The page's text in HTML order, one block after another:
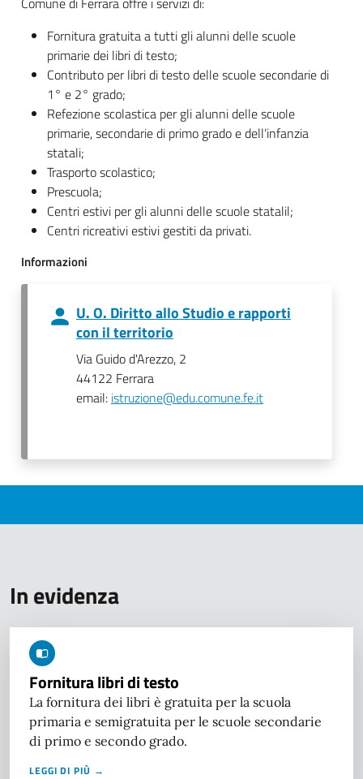
Fornitura gratuita a tutti gli alunni delle scuole
primarie dei libri di testo;
Contributo per libri di testo delle scuole secondarie di
1° e 2° grado;
Refezione scolastica per gli alunni delle scuole
primarie, secondarie di primo grado e dell’infanzia
statali;
Trasporto scolastico;
Prescuola;
Centri estivi per gli alunni delle scuole statalil;
Centri ricreativi estivi gestiti da privati.
Informazioni
U. O. Diritto allo Studio e rapporti
con il territorio
Via Guido d'Arezzo, 2
44122 Ferrara
email: istruzione@edu.comune.fe.it
In evidenza
Fornitura libri di testo
La fornitura dei libri è gratuita per la scuola
primaria e semigratuita per le scuole secondarie
di primo e secondo grado.
LEGGI DI PIÙ →